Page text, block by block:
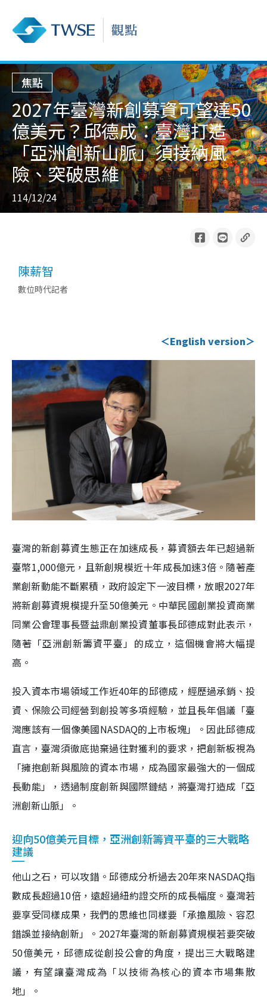
焦點
2027年臺灣新創募資可望達50
億美元？邱德成：臺灣打造
「亞洲創新山脈」須接納風
險、突破思維
114/12/24
陳薪智
數位時代記者
＜English version＞
臺灣的新創募資生態正在加速成長，募資額去年已超過新
臺幣1,000億元，且新創規模近十年成長加速3倍。隨著產
業創新動能不斷累積，政府設定下一波目標，放眼2027年
將新創募資規模提升至50億美元。中華民國創業投資商業
同業公會理事長暨益鼎創業投資董事長邱德成對此表示，
隨著「亞洲創新籌資平臺」的成立，這個機會將大幅提
高。
投入資本市場領域工作近40年的邱德成，經歷過承銷、投
資、保險公司經營到創投等多項經驗，並且長年倡議「臺
灣應該有一個像美國NASDAQ的上市板塊」。因此邱德成
直言，臺灣須徹底拋棄過往對獲利的要求，把創新板視為
「擁抱創新與風險的資本市場，成為國家最強大的一個成
長動能」，透過制度創新與國際鏈結，將臺灣打造成「亞
洲創新山脈」。
迎向50億美元目標，亞洲創新籌資平臺的三大戰略
建議
他山之石，可以攻錯。邱德成分析過去20年來NASDAQ指
數成長超過10倍，遠超過紐約證交所的成長幅度。臺灣若
要享受同樣成果，我們的思維也同樣要「承擔風險、容忍
錯誤並接納創新」。2027年臺灣的新創募資規模若要突破
50億美元，邱德成從創投公會的角度，提出三大戰略建
議，有望讓臺灣成為「以技術為核心的資本市場集散
地」。